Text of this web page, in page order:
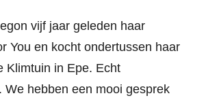
vijf jaar geleden haar
You en kocht ondertussen haar
Klimtuin in Epe. Echt
We hebben een mooi gesprek